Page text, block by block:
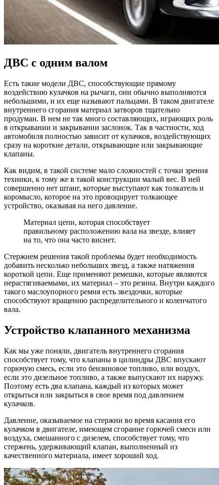
ДВС с одним валом
Есть такие модели ДВС, способствующие прямому
воздействию кулачков на рычаги, они обычно выполняются
небольшими, и их еще называют пальцами. В таком двигателе
внутреннего сгорания материал затворов тщательно
продуман. В нем не так много составляющих, играющих роль
в открывании и закрывании заслонок. Так в частности, ход
автомобиля полностью зависит от кулачков, воздействующих
сразу на короткие детали, открывающие или закрывающие
клапаны.
Как видим, в такой системе мало сложностей с точки зрения
техники, к тому же в такой конструкции малый вес. В ней
совершенно нет штанг, которые выступают как толкатель и
коромысло, которое на это провоцирует толкающее
устройство, оказывая на него давление.
Материал цепи, которая способствует
правильному расположению вала на звезде, влияет
на то, что она часто виснет.
Стержнем решения такой проблемы будет необходимость
добавить несколько небольших звезд, а также натяжения
короткой цепи. Еще применяют ремешки, которые являются
нерастягиваемыми, их материал – это резина. Внутри каждого
такого маслоупорного ремня есть звездочки, которые
способствуют вращению распределительного и коленчатого
вала.
Устройство клапанного механизма
Как мы уже поняли, двигатель внутреннего сгорания
способствует тому, что клапаны в цилиндры ДВС впускают
горючую смесь, если это бензиновое топливо, или воздух,
если это дизельное топливо, а также выпускают их наружу.
Поэтому есть два клапана, каждый из которых может
открыться или закрыться в свое время под давлением
кулачков.
Давление, оказываемое на стержни во время касания его
кулачком в двигателе, имеющем сгорание горючей смеси или
воздуха, смешанного с дизелем, способствует тому, что
стержень, удерживающий клапан, выполненный из
качественного материала, имеет хороший ход.